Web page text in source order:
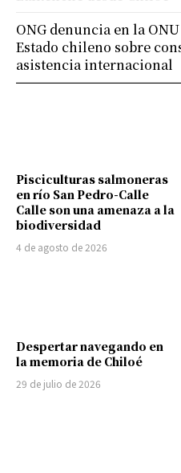
Pisciculturas salmoneras
en río San Pedro-Calle
Calle son una amenaza a la
biodiversidad
4 de agosto de 2026
Despertar navegando en
la memoria de Chiloé
29 de julio de 2026
ONG denuncia en la
Estado chileno sobre
asistencia internacional